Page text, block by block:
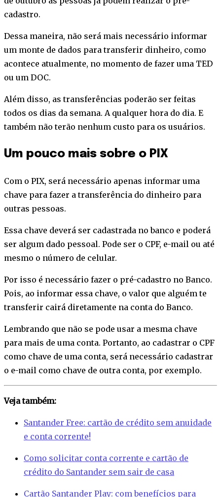
cadastro.
Dessa maneira, não será mais necessário informar
um monte de dados para transferir dinheiro, como
acontece atualmente, no momento de fazer uma TED
ou um DOC.
Além disso, as transferências poderão ser feitas
todos os dias da semana. A qualquer hora do dia. E
também não terão nenhum custo para os usuários.
Um pouco mais sobre o PIX
Com o PIX, será necessário apenas informar uma
chave para fazer a transferência do dinheiro para
outras pessoas.
Essa chave deverá ser cadastrada no banco e poderá
ser algum dado pessoal. Pode ser o CPF, e-mail ou até
mesmo o número de celular.
Por isso é necessário fazer o pré-cadastro no Banco.
Pois, ao informar essa chave, o valor que alguém te
transferir cairá diretamente na conta do Banco.
Lembrando que não se pode usar a mesma chave
para mais de uma conta. Portanto, ao cadastrar o CPF
como chave de uma conta, será necessário cadastrar
o e-mail como chave de outra conta, por exemplo.
Veja também:
Santander Free: cartão de crédito sem anuidade
e conta corrente!
Como solicitar conta corrente e cartão de
crédito do Santander sem sair de casa
Cartão Santander Play: com benefícios para